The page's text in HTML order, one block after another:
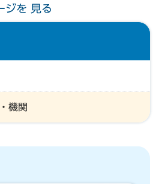
ジを 見る
機関